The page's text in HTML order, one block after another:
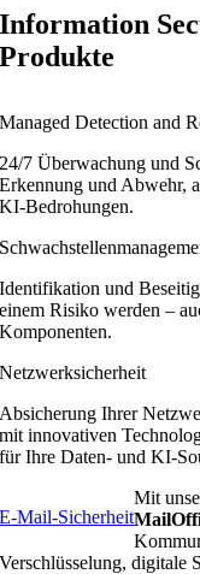
Information
Produkte
Managed Detection and
24/7 Überwachung und
Erkennung und Abwehr,
KI-Bedrohungen.
Identifikation und
einem Risiko werden –
Komponenten.
Netzwerksicherheit
Absicherung Ihrer
mit innovativen
für Ihre Daten- und KI-
E-Mail-Sicherheit
Mit
Verschlüsselung, digitale